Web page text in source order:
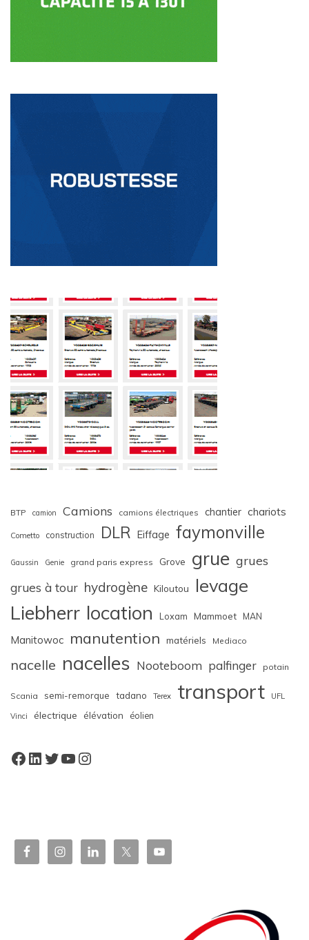
BTP camion Camions camions électriques chantier chariots
Cometto construction DLR Eiffage faymonville
Gaussin Genie grand paris express Grove grue grues
grues à tour hydrogène Kiloutou levage
Liebherr location Loxam Mammoet MAN
Manitowoc manutention matériels Mediaco
nacelle nacelles Nooteboom palfinger potain
Scania semi-remorque tadano Terex transport UFL
Vinci électrique élévation éolien
Facebook
LinkedIn
Twitter
YouTube
Instagram